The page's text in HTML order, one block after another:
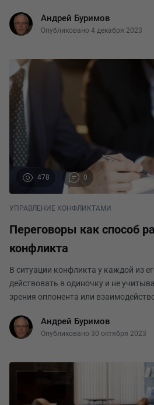
распространённые модели поведения
Андрей Буримов
Опубликовано 4 декабря 2023
478 0
УПРАВЛЕНИЕ КОНФЛИКТАМИ
Переговоры как способ
конфликта
В ситуации конфликта у каждой из
действовать в одиночку и не
зрения оппонента или
посредника (медиатора). Ведь
Андрей Буримов
Опубликовано 30 октября 2023